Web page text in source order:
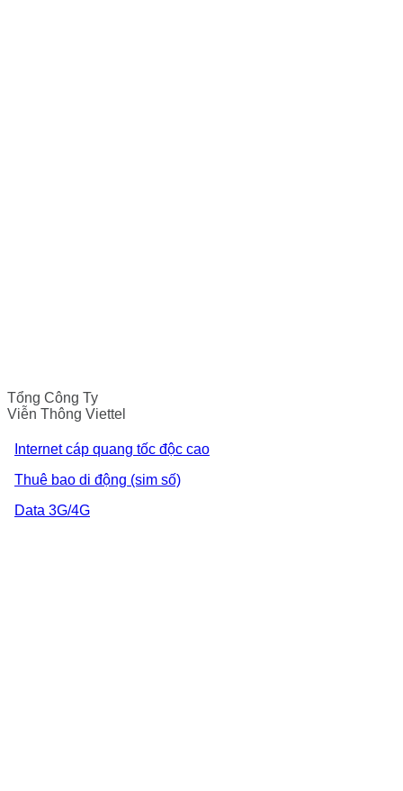
Tổng Công Ty
Viễn Thông Viettel
Internet cáp quang tốc độc cao
Thuê bao di động (sim số)
Data 3G/4G